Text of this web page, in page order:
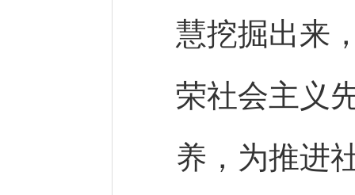
慧挖掘出来
荣社会主义
养，为推进